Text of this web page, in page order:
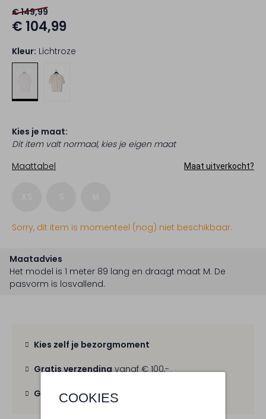
COOKIES
€ 149,99
€ 104,99
Kleur: Lichtroze
Kies je maat:
Dit item valt normaal, kies je eigen maat
Maattabel
Maat uitverkocht?
Sorry, dit item is momenteel (nog) niet beschikbaar.
Maatadvies
Het model is 1 meter 89 lang en draagt maat M. De
pasvorm is losvallend.
Kies zelf je bezorgmoment
Gratis verzendingvanaf € 100,-
Gratis retourbinnen 30 dagen